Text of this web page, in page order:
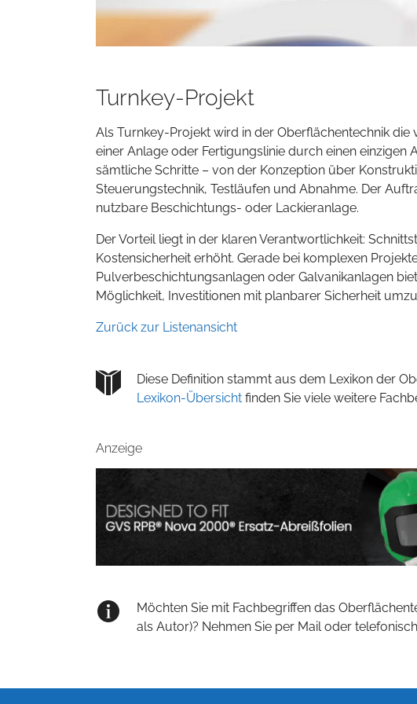
Turnkey-Projekt
Als Turnkey-Projekt wird in der Oberflächentechnik
einer Anlage oder Fertigungslinie durch einen
sämtliche Schritte – von der Konzeption über
Steuerungstechnik, Testläufen und Abnahme. Der
nutzbare Beschichtungs- oder Lackieranlage.
Der Vorteil liegt in der klaren Verantwortlichkeit:
Kostensicherheit erhöht. Gerade bei komplexen
Pulverbeschichtungsanlagen oder Galvanikanlagen
Möglichkeit, Investitionen mit planbarer Sicherheit
Zurück zur Listenansicht
Diese Definition stammt aus dem Lexikon der
Lexikon-Übersicht finden Sie viele weitere
Anzeige
Möchten Sie mit Fachbegriffen das
als Autor)? Nehmen Sie per Mail oder